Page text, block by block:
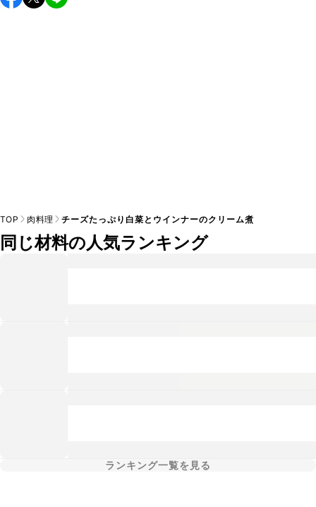
し上がりください。
TOP 肉料理 チーズたっぷり白菜とウインナーのクリーム煮
同じ材料の人気ランキング
ランキング一覧を見る